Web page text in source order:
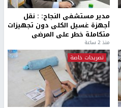
مدير مستشفى النجاح: : نقل
أجهزة غسيل الكلى دون تجهيزات
متكاملة خطر على المرضى
منذ 2 ساعة
تصريحات خاصة